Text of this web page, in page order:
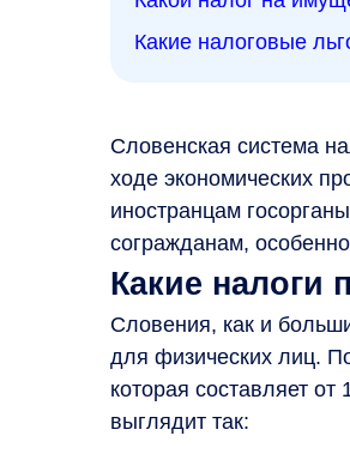
Какие налоговые
Словенская система
ходе экономических
иностранцам
согражданам,
Какие налоги
Словения, как и
для физических лиц.
которая составляет
выглядит так: